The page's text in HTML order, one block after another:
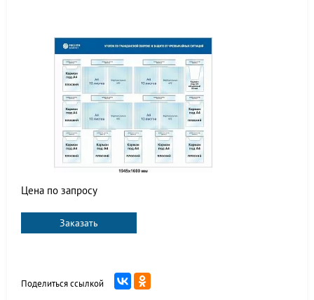
Цена по запросу
Заказать
Поделиться ссылкой